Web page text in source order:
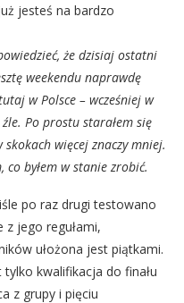
jesteś na bardzo
że dzisiaj ostatni
weekendu naprawdę
w Polsce – wcześniej w
Po prostu starałem się
więcej znaczy mniej.
byłem w stanie zrobić.
po raz drugi testowano
jego regułami,
ułożona jest piątkami.
kwalifikacja do finału
z grupy i pięciu